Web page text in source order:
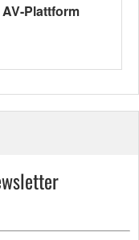
Plattform